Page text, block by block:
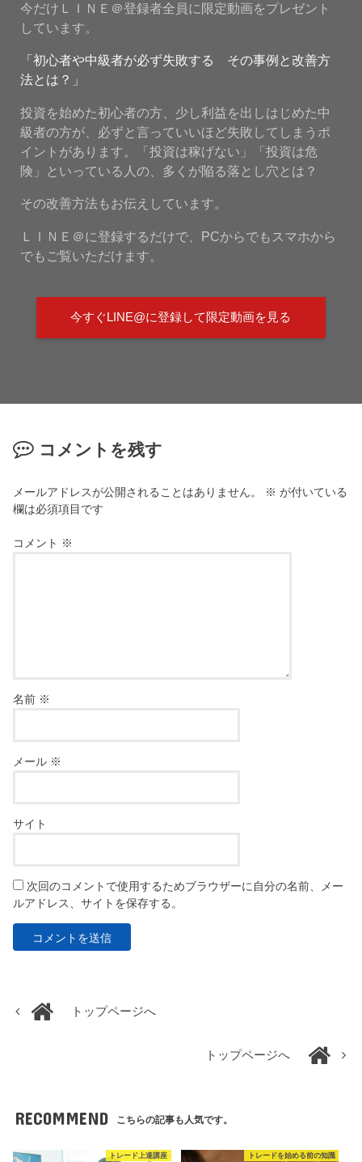
今だけＬＩＮＥ＠登録者全員に限定動画をプレゼント
しています。
「初心者や中級者が必ず失敗する その事例と改善方
法とは？」
投資を始めた初心者の方、少し利益を出しはじめた中
級者の方が、必ずと言っていいほど失敗してしまうポ
イントがあります。「投資は稼げない」「投資は危
険」といっている人の、多くが陥る落とし穴とは？
その改善方法もお伝えしています。
ＬＩＮＥ＠に登録するだけで、PCからでもスマホから
でもご覧いただけます。
今すぐLINE@に登録して限定動画を見る
コメントを残す
メールアドレスが公開されることはありません。 ※ が付いている
欄は必須項目です
コメント ※
名前 ※
メール ※
サイト
次回のコメントで使用するためブラウザーに自分の名前、メー
ルアドレス、サイトを保存する。
トップページへ
トップページへ
RECOMMEND こちらの記事も人気です。
トレード上達講座 トレードを始める前の知識